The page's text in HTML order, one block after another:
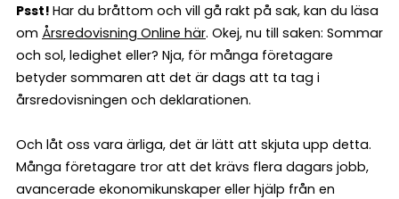
Psst! Har du bråttom och vill gå rakt på sak, kan du läsa
om Årsredovisning Online här. Okej, nu till saken: Sommar
och sol, ledighet eller? Nja, för många företagare
betyder sommaren att det är dags att ta tag i
årsredovisningen och deklarationen.
Och låt oss vara ärliga, det är lätt att skjuta upp detta.
Många företagare tror att det krävs flera dagars jobb,
avancerade ekonomikunskaper eller hjälp från en